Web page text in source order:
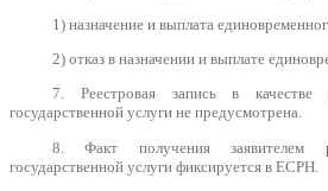
1) назначение и выплата
2) отказ в назначении и выплате
7. Реестровая запись в качестве
государственной услуги не предусмотрена.
8. Факт получения заявителем
государственной услуги фиксируется в ЕСРН.